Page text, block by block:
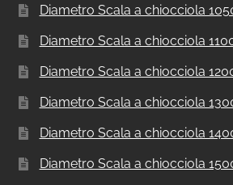
Diametro Scala a chiocciola
Diametro Scala a chiocciola
Diametro Scala a chiocciola
Diametro Scala a chiocciola
Diametro Scala a chiocciola
Diametro Scala a chiocciola